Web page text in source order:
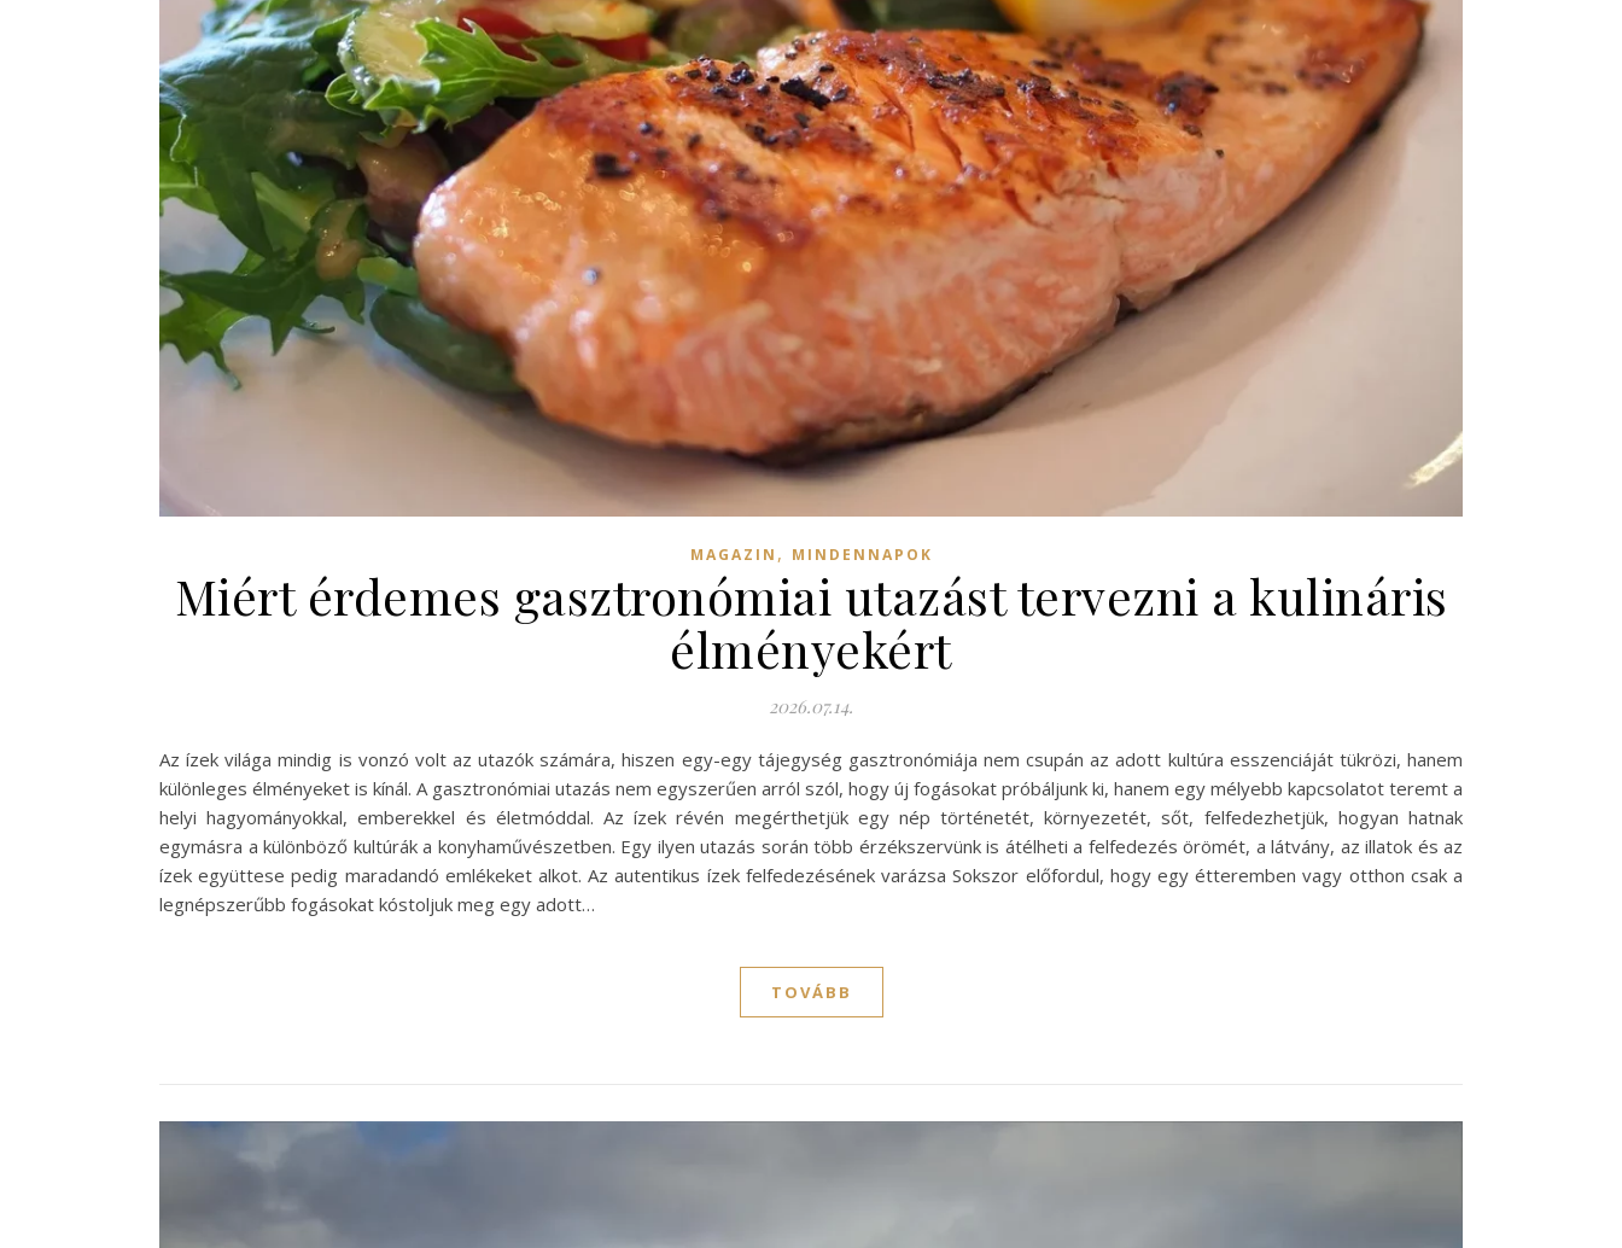
MAGAZIN , MINDENNAPOK
Miért érdemes gasztronómiai utazást tervezni a kulináris
élményekért
2026.07.14.
Az ízek világa mindig is vonzó volt az utazók számára, hiszen egy-egy tájegység gasztronómiája nem csupán az adott kultúra esszenciáját tükrözi, hanem
különleges élményeket is kínál. A gasztronómiai utazás nem egyszerűen arról szól, hogy új fogásokat próbáljunk ki, hanem egy mélyebb kapcsolatot teremt a
helyi hagyományokkal, emberekkel és életmóddal. Az ízek révén megérthetjük egy nép történetét, környezetét, sőt, felfedezhetjük, hogyan hatnak
egymásra a különböző kultúrák a konyhaművészetben. Egy ilyen utazás során több érzékszervünk is átélheti a felfedezés örömét, a látvány, az illatok és az
ízek együttese pedig maradandó emlékeket alkot. Az autentikus ízek felfedezésének varázsa Sokszor előfordul, hogy egy étteremben vagy otthon csak a
legnépszerűbb fogásokat kóstoljuk meg egy adott…
TOVÁBB